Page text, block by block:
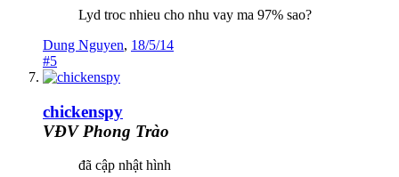
Lyd troc nhieu cho nhu vay ma 97% sao?
Dung Nguyen, 18/5/14
#5
chickenspy
VĐV Phong Trào
đã cập nhật hình